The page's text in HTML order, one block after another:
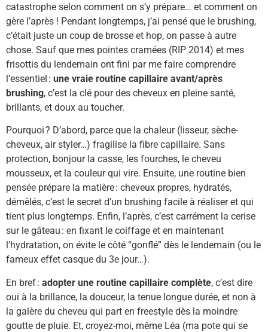
catastrophe selon comment on s’y prépare… et comment on
gère l’après ! Pendant longtemps, j’ai pensé que le brushing,
c’était juste un coup de brosse et hop, on passe à autre
chose. Sauf que mes pointes cramées (RIP 2014) et mes
frisottis du lendemain ont fini par me faire comprendre
l’essentiel : une vraie routine capillaire avant/après
brushing, c’est la clé pour des cheveux en pleine santé,
brillants, et doux au toucher.
Pourquoi ? D’abord, parce que la chaleur (lisseur, sèche-
cheveux, air styler…) fragilise la fibre capillaire. Sans
protection, bonjour la casse, les fourches, le cheveu
mousseux, et la couleur qui vire. Ensuite, une routine bien
pensée prépare la matière : cheveux propres, hydratés,
démêlés, c’est le secret d’un brushing facile à réaliser et qui
tient plus longtemps. Enfin, l’après, c’est carrément la cerise
sur le gâteau : en fixant le coiffage et en maintenant
l’hydratation, on évite le côté “gonflé” dès le lendemain (ou le
fameux effet casque du 3e jour…).
En bref : adopter une routine capillaire complète, c’est dire
oui à la brillance, la douceur, la tenue longue durée, et non à
la galère du cheveu qui part en freestyle dès la moindre
goutte de pluie. Et, croyez-moi, même Léa (ma pote qui se